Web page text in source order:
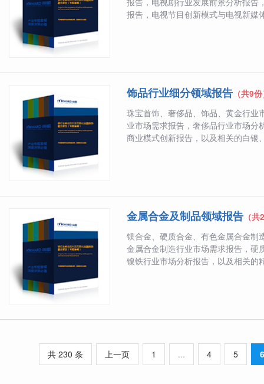
报告，电视节目创新模式与电视新媒
饰品行业细分领域报告 （共9
珠宝首饰、奢侈品、饰品、黄金行业
业市场需求报告，奢侈品行业市场
商业模式创新报告，以及相关的白银
金属合金及制品领域报告 （
镁合金、硬质合金、有色金属合金制
金属合金制造行业市场需求报告，硬
镍铁行业市场分析报告，以及相关的
共 230 条 上一页 1 ... 4 5 6